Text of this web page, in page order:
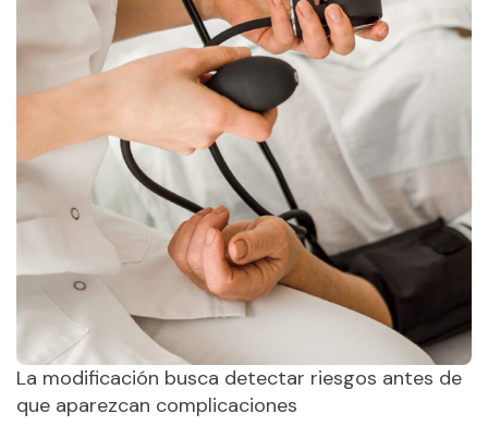
La modificación busca detectar riesgos antes de
que aparezcan complicaciones